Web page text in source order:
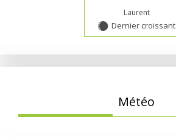
Laurent
Y Dernier croissant
Météo